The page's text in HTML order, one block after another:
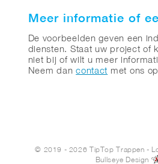
Meer informatie of
De voorbeelden geven een
diensten. Staat uw project of
niet bij of wilt u meer
Neem dancontact met ons
© 2019 - 2026 TipTop Trappen-
Bullseye Design